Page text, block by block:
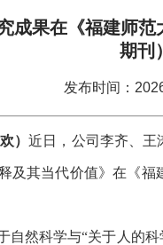
成果在《福建师
期刊
发布时间：
）近日，公司李齐、王
及其当代价值》在《
自然科学与“关于人的